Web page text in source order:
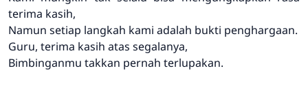
terima kasih,
Namun setiap langkah kami adalah bukti penghargaan.
Guru, terima kasih atas segalanya,
Bimbinganmu takkan pernah terlupakan.